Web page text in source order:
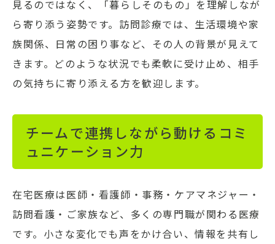
見るのではなく、「暮らしそのもの」を理解しなが
ら寄り添う姿勢です。訪問診療では、生活環境や家
族関係、日常の困り事など、その人の背景が見えて
きます。どのような状況でも柔軟に受け止め、相手
の気持ちに寄り添える方を歓迎します。
チームで連携しながら動けるコミ
ュニケーション力
在宅医療は医師・看護師・事務・ケアマネジャー・
訪問看護・ご家族など、多くの専門職が関わる医療
です。小さな変化でも声をかけ合い、情報を共有し